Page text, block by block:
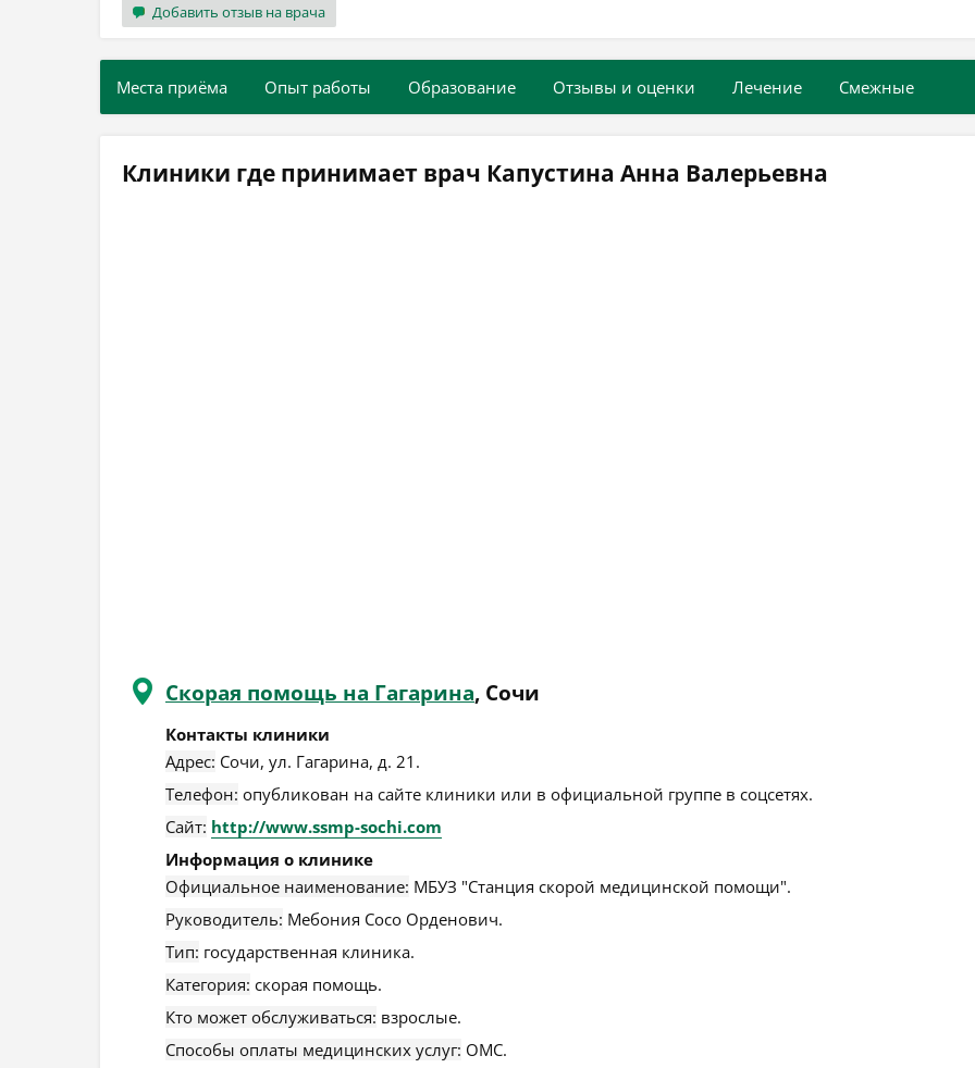
Добавить отзыв на врача
Места приёма Опыт работы Образование Отзывы и оценки Лечение Смежные
Клиники где принимает врач Капустина Анна Валерьевна
Скорая помощь на Гагарина, Сочи
Контакты клиники
Адрес: Сочи, ул. Гагарина, д. 21 .
Телефон: опубликован на сайте клиники или в официальной группе в соцсетях.
Сайт: http://www.ssmp-sochi.com
Информация о клинике
Официальное наименование: МБУЗ "Станция скорой медицинской помощи".
Руководитель: Мебония Сосо Орденович.
Тип: государственная клиника.
Категория: скорая помощь.
Кто может обслуживаться: взрослые.
Способы оплаты медицинских услуг: ОМС.